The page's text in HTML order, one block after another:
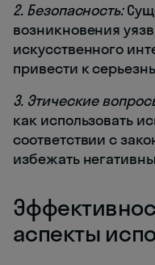
2. Безопасность:
возникновения
искусственного
привести к
3. Этические
как использовать
соответствии с
избежать
аспекты